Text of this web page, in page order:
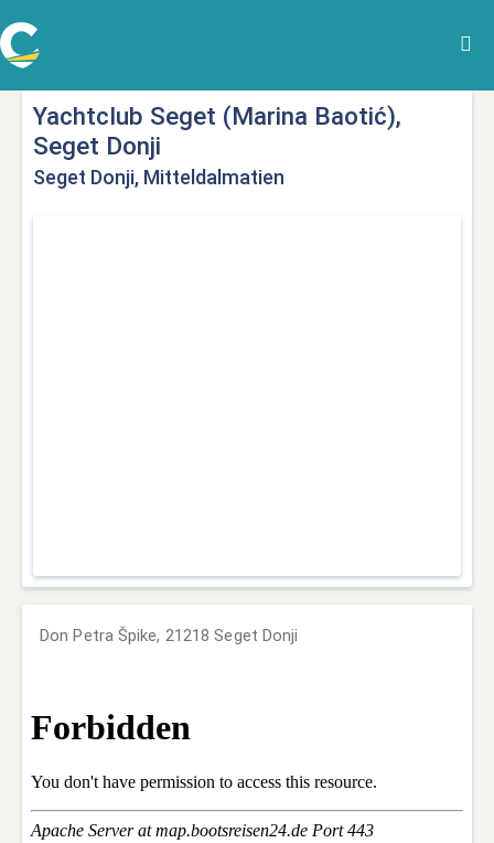
Yachtclub Seget (Marina Baotić),
Seget Donji
Seget Donji, Mitteldalmatien
Don Petra Špike, 21218 Seget Donji